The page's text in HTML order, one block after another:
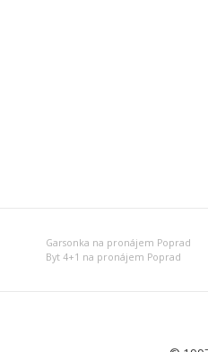
Garsonka na pronájem Poprad
Byt 4+1 na pronájem Poprad